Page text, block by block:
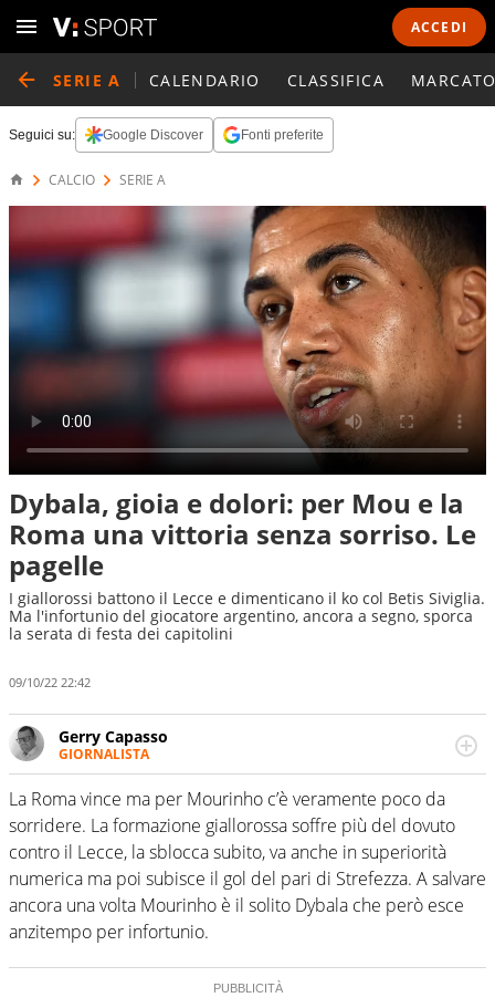
ACCEDI
SERIE A CALENDARIO CLASSIFICA
Seguici su: Google Discover Fonti preferite
CALCIO SERIE A
Dybala, gioia e dolori: per Mou e la
Roma una vittoria senza sorriso. Le
pagelle
I giallorossi battono il Lecce e dimenticano il ko col Betis Siviglia.
Ma l'infortunio del giocatore argentino, ancora a segno, sporca
la serata di festa dei capitolini
09/10/22 22:42
Gerry Capasso
GIORNALISTA
Per lui gli sport americani non hanno segreti: basket,
football, baseball e la capacità innata di trovare la notizia
dove altri non vedono granché
La Roma vince ma per Mourinho c’è veramente poco da
sorridere. La formazione giallorossa soffre più del dovuto
contro il Lecce, la sblocca subito, va anche in superiorità
numerica ma poi subisce il gol del pari di Strefezza. A salvare
ancora una volta Mourinho è il solito Dybala che però esce
anzitempo per infortunio.